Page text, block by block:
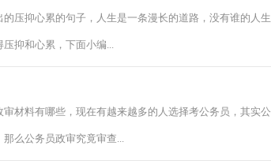
压抑心累的句子，人生是一条漫长的道路，没有谁的人
抑和心累，下面小编...
材料有哪些，现在有越来越多的人选择考公务员，其实
么公务员政审究竟审查...